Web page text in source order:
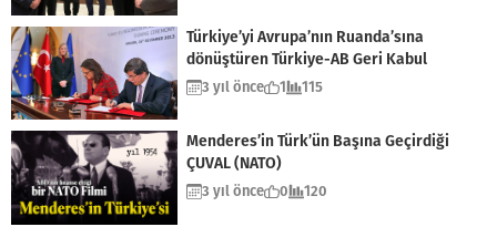
Türkiye’yi Avrupa’nın Ruanda’sına
dönüştüren Türkiye-AB Geri Kabul
Anlaşması
3 yıl önce 1 115
Menderes’in Türk’ün Başına Geçirdiği
ÇUVAL (NATO)
3 yıl önce 0 120